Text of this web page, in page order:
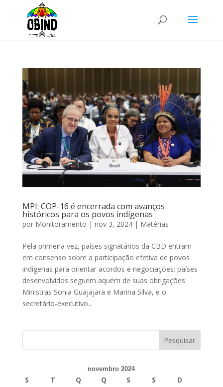
MPI: COP-16 é encerrada com avanços
históricos para os povos indígenas
por Monitoramento | nov 3, 2024| Matérias
Pela primeira vez, países signatários da CBD entram
em consenso sobre a participação efetiva de povos
indígenas para orientar acordos e negociações; países
desenvolvidos seguem aquém de suas obrigações
Ministras Sonia Guajajara e Marina Silva, e o
secretário-executivo...
novembro 2024
S T Q Q S S
D